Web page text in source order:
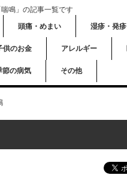
鳴」の記事一覧です
頭痛・めまい 湿疹・発疹
供のお金 アレルギー
節の病気 その他